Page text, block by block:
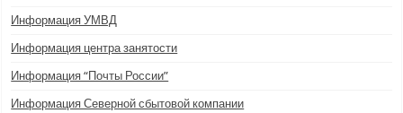
Информация УМВД
Информация центра занятости
Информация “Почты России”
Информация Северной сбытовой компании